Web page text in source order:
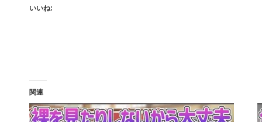
いいね:
関連